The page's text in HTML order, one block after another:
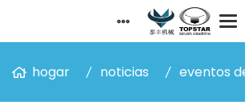
hogar noticias eventos